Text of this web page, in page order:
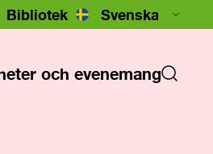
Bibliotek
och evenemang